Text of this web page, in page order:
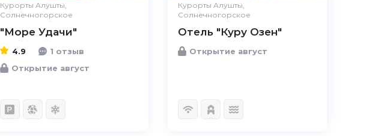
Курорты Алушты,
Солнечногорское
"Море Удачи"
качество
4.9
1 отзыв
Открытие август
Курорты Алушты,
Солнечногорское
Отель "Куру Озен"
Открытие август